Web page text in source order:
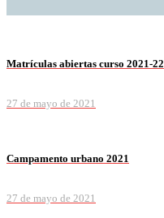
Matrículas abiertas curso 2021-22
27 de mayo de 2021
Campamento urbano 2021
27 de mayo de 2021